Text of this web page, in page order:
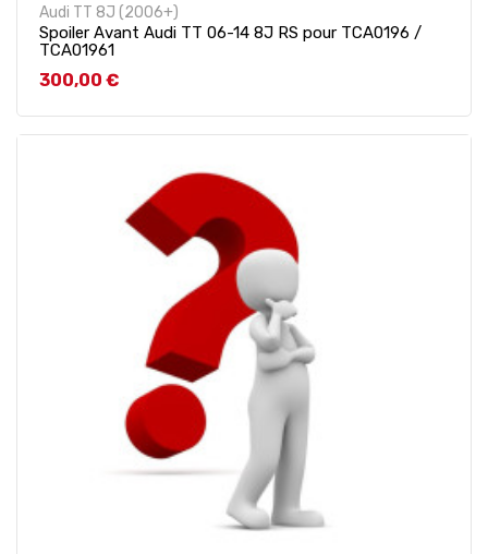
Audi TT 8J (2006+)
Spoiler Avant Audi TT 06-14 8J RS pour TCA0196 /
TCA01961
Prix
300,00 €